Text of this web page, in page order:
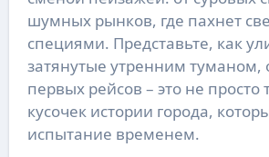
шумных рынков, где пахнет
специями. Представьте, как
затянутые утренним туманом,
первых рейсов – это не просто
кусочек истории города,
испытание временем.